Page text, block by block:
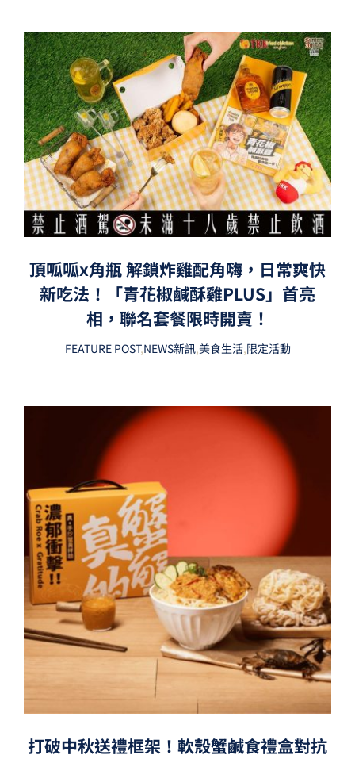
頂呱呱x角瓶 解鎖炸雞配角嗨，日常爽快
新吃法！「青花椒鹹酥雞PLUS」首亮
相，聯名套餐限時開賣！
FEATURE POST,NEWS新訊,美食生活,限定活動
打破中秋送禮框架！軟殼蟹鹹食禮盒對抗